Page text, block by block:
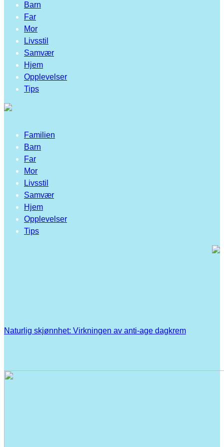
Barn
Far
Mor
Livsstil
Samvær
Hjem
Opplevelser
Tips
Familien
Barn
Far
Mor
Livsstil
Samvær
Hjem
Opplevelser
Tips
Naturlig skjønnhet: Virkningen av anti-age dagkrem